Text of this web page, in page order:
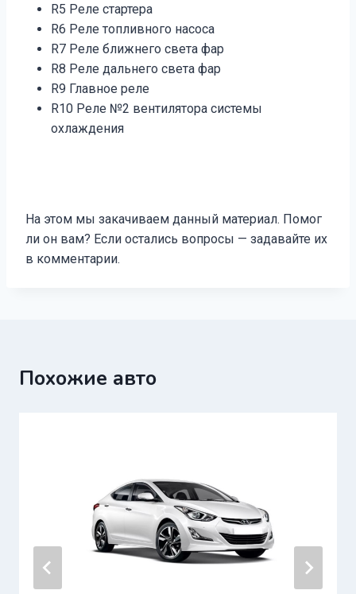
R5 Реле стартера
R6 Реле топливного насоса
R7 Реле ближнего света фар
R8 Реле дальнего света фар
R9 Главное реле
R10 Реле №2 вентилятора системы
охлаждения
На этом мы закачиваем данный материал. Помог
ли он вам? Если остались вопросы — задавайте их
в комментарии.
Похожие авто